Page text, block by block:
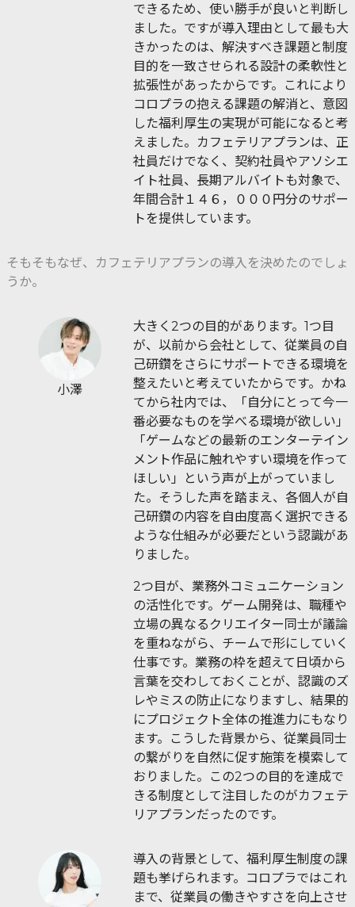
できるため、使い勝手が良いと判断し
ました。ですが導入理由として最も大
きかったのは、解決すべき課題と制度
目的を一致させられる設計の柔軟性と
拡張性があったからです。これにより
コロプラの抱える課題の解消と、意図
した福利厚生の実現が可能になると考
えました。カフェテリアプランは、正
社員だけでなく、契約社員やアソシエ
イト社員、長期アルバイトも対象で、
年間合計１４６，０００円分のサポー
トを提供しています。
そもそもなぜ、カフェテリアプランの導入を決めたのでしょ
うか。
小澤
大きく2つの目的があります。1つ目
が、以前から会社として、従業員の自
己研鑽をさらにサポートできる環境を
整えたいと考えていたからです。かね
てから社内では、「自分にとって今一
番必要なものを学べる環境が欲しい」
「ゲームなどの最新のエンターテイン
メント作品に触れやすい環境を作って
ほしい」という声が上がっていまし
た。そうした声を踏まえ、各個人が自
己研鑽の内容を自由度高く選択できる
ような仕組みが必要だという認識があ
りました。
2つ目が、業務外コミュニケーション
の活性化です。ゲーム開発は、職種や
立場の異なるクリエイター同士が議論
を重ねながら、チームで形にしていく
仕事です。業務の枠を超えて日頃から
言葉を交わしておくことが、認識のズ
レやミスの防止になりますし、結果的
にプロジェクト全体の推進力にもなり
ます。こうした背景から、従業員同士
の繋がりを自然に促す施策を模索して
おりました。この2つの目的を達成で
きる制度として注目したのがカフェテ
リアプランだったのです。
導入の背景として、福利厚生制度の課
題も挙げられます。コロプラではこれ
まで、従業員の働きやすさを向上させ